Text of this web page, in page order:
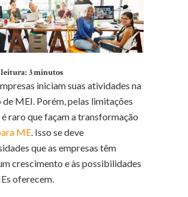
leitura:3minutos
iniciam suas atividades na
de MEI. Porém, pelas limitações
é raro que façam a transformação
ME . Isso se deve
que as empresas têm
crescimento e às possibilidades
oferecem.